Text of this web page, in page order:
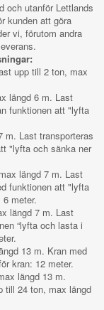
och utanför Lettlands
kunden att göra
vi, förutom andra
upp till 2 ton, max
längd 6 m. Last
funktionen att "lyfta
m. Last transporteras
"lyfta och sänka ner
längd 7 m. Last
funktionen att "lyfta
meter.
längd 7 m. Last
“lyfta och lasta i
13 m. Kran med
kran: 12 meter.
längd 13 m.
till 24 ton, max längd